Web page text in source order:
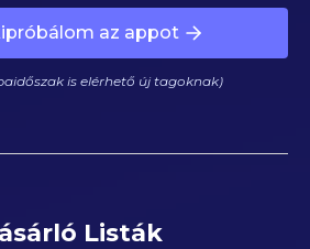
az appot
is elérhető új tagoknak)
Listák